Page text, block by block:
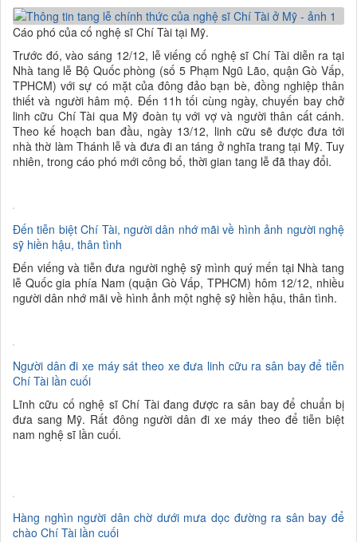
Cáo phó của cố nghệ sĩ Chí Tài tại Mỹ.
Trước đó, vào sáng 12/12, lễ viếng cố nghệ sĩ Chí Tài diễn ra tại
Nhà tang lễ Bộ Quốc phòng (số 5 Phạm Ngũ Lão, quận Gò Vấp,
TPHCM) với sự có mặt của đông đảo bạn bè, đồng nghiệp thân
thiết và người hâm mộ. Đến 11h tối cùng ngày, chuyến bay chở
linh cữu Chí Tài qua Mỹ đoàn tụ với vợ và người thân cất cánh.
Theo kế hoạch ban đầu, ngày 13/12, linh cữu sẽ được đưa tới
nhà thờ làm Thánh lễ và đưa đi an táng ở nghĩa trang tại Mỹ. Tuy
nhiên, trong cáo phó mới công bố, thời gian tang lễ đã thay đổi.
Đến tiễn biệt Chí Tài, người dân nhớ mãi về hình ảnh người nghệ
sỹ hiền hậu, thân tình
Đến viếng và tiễn đưa người nghệ sỹ mình quý mến tại Nhà tang
lễ Quốc gia phía Nam (quận Gò Vấp, TPHCM) hôm 12/12, nhiều
người dân nhớ mãi về hình ảnh một nghệ sỹ hiền hậu, thân tình.
Người dân đi xe máy sát theo xe đưa linh cữu ra sân bay để tiễn
Chí Tài lần cuối
Lĩnh cữu cố nghệ sĩ Chí Tài đang được ra sân bay để chuẩn bị
đưa sang Mỹ. Rất đông người dân đi xe máy theo để tiễn biệt
nam nghệ sĩ lần cuối.
Hàng nghìn người dân chờ dưới mưa dọc đường ra sân bay để
chào Chí Tài lần cuối